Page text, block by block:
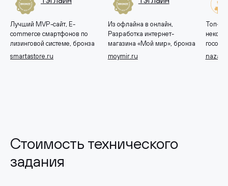
Лучший MVP-сайт, E-
commerce смартфонов по
лизинговой системе, бронза
smartastore.ru
Из офлайна в онлайн,
Разработка интернет-
магазина «Мой мир», бронза
moymir.ru
Топ-10
Стоимость технического
задания